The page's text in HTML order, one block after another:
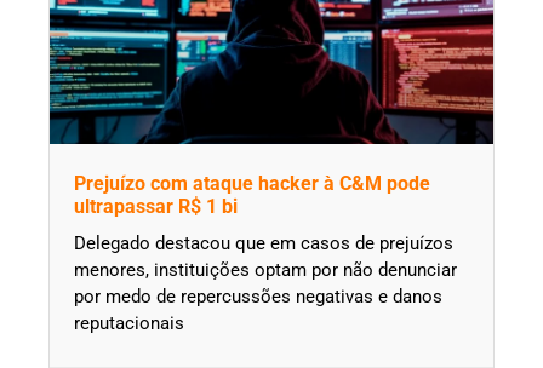
Prejuízo com ataque hacker à C&M pode
ultrapassar R$ 1 bi
Delegado destacou que em casos de prejuízos
menores, instituições optam por não denunciar
por medo de repercussões negativas e danos
reputacionais